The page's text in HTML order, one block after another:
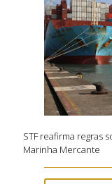
STF reafirma regras
Marinha Mercante